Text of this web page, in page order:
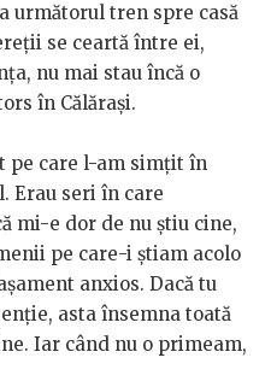
următorul tren spre casă
se ceartă între ei,
nu mai stau încă o
în Călărași.
pe care l-am simțit în
Erau seri în care
mi-e dor de nu știu cine,
pe care-i știam acolo
anxios. Dacă tu
asta însemna toată
Iar când nu o primeam,